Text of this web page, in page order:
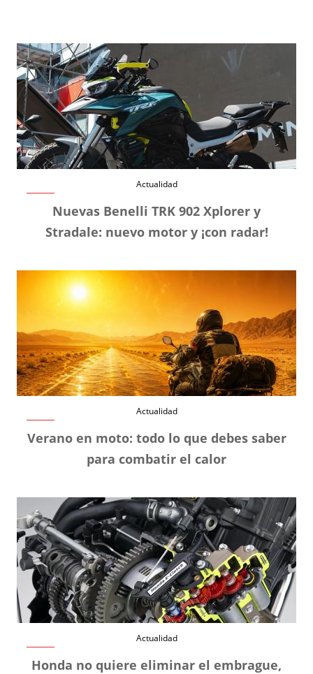
Actualidad
Nuevas Benelli TRK 902 Xplorer y
Stradale: nuevo motor y ¡con radar!
Actualidad
Verano en moto: todo lo que debes saber
para combatir el calor
Actualidad
Honda no quiere eliminar el embrague,